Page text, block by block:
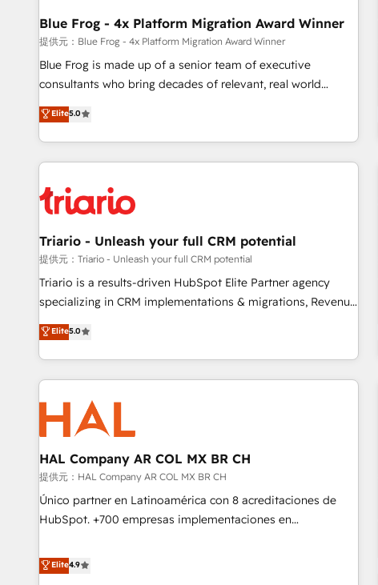
migration, synchronisation API, audit et maintenance) ➤ La
création de sites internet de conversion qui transforment
les visiteurs en opportunités d'affaires ➤ La mise en place
de stratégies d'acquisition marketing (SEO, SEA, inbound,
clés : - 10 ans d'expérience - 100+ intégrations CRM
HubSpot réussies - 40 experts conseil - 150 certifications
Blue Frog - 4x Platform Migration Award Winner
提供元：Blue Frog - 4x Platform Migration Award Winner
Blue Frog is made up of a senior team of executive
consultants who bring decades of relevant, real world
experience to our client engagements. "Blue Frog is a top,
trusted partner in HubSpot's ecosystem for a reason. Their
team brings over a decade of experience to the table, along
with deep knowledge of the HubSpot platform and
helping our customers grow and finding solutions that fit
their unique business needs. We are thrilled to have Blue
Frog in the HubSpot ecosystem leading the way for
customers!" - Yamini Rangan, CEO of HubSpot “Our
experience with the team at Blue Frog has been nothing
short of extraordinary. Their years of experience and quality
the HubSpot ecosystem as a reliable partner capable of
delivering remarkable experiences for our most
Elite5.0
Triario - Unleash your full CRM potential
提供元：Triario - Unleash your full CRM potential
Triario is a results-driven HubSpot Elite Partner agency
specializing in CRM implementations & migrations, Revenue
Operations, Custom Integrations, Custom AI agents and AI-
ready Website Design With over 15 years of experience, we
help companies bridge the gap between marketing, sales,
and customer success through smart automation, data
hygiene, and tailored HubSpot solutions. Our clients choose
us because we blend the expertise of a global consultancy
with the care and agility of a boutique firm. At Triario, we’re
big enough to deliver but small enough to listen. Our
Services: HubSpot implementations & data migration
Custom AI agents Revenue Operations API integrations AI-
ready Website design Let’s turn your CRM into your growth
Elite5.0
HAL Company AR COL MX BR CH
提供元：HAL Company AR COL MX BR CH
Único partner en Latinoamérica con 8 acreditaciones de
HubSpot. +700 empresas implementaciones en
HubSpot Academy. 167 reseñas verificadas por HubSpot.
Somos una consultora técnica y no una agencia de
Elite4.9